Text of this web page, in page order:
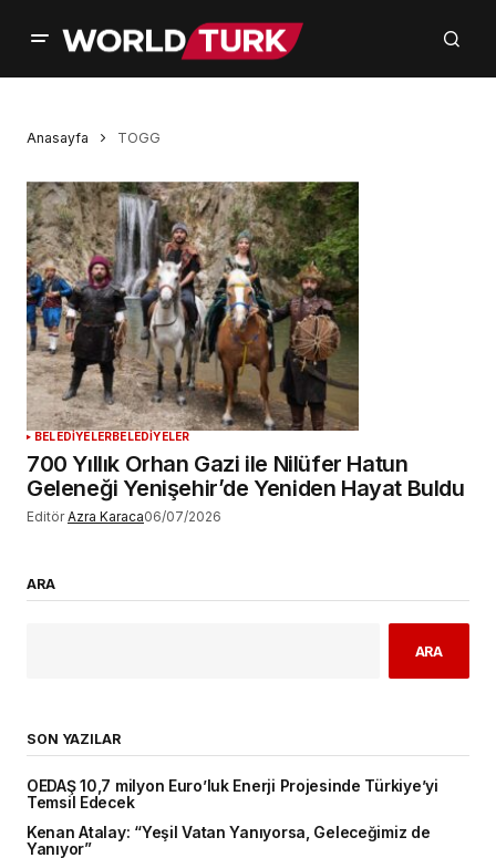
Anasayfa TOGG
BELEDİYELERBELEDİYELER
700 Yıllık Orhan Gazi ile Nilüfer Hatun
Geleneği Yenişehir’de Yeniden Hayat Buldu
Editör Azra Karaca06/07/2026
ARA
ARA
SON YAZILAR
OEDAŞ 10,7 milyon Euro’luk Enerji Projesinde Türkiye’yi
Temsil Edecek
Kenan Atalay: “Yeşil Vatan Yanıyorsa, Geleceğimiz de
Yanıyor”